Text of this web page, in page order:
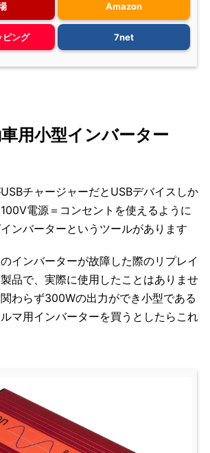
Amazon
ング 7net
用小型インバーター
チャージャーだとUSBデバイスしか
電源＝コンセントを使えるように
ンバーターというツールがあります
インバーターが故障した際のリプレイ
品で、実際に使用したことはありませ
わらず300Wの出力ができ小型である
マ用インバーターを買うとしたらこれ